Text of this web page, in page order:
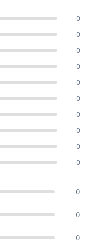
0
0
0
0
0
0
0
0
0
0
0
0
0